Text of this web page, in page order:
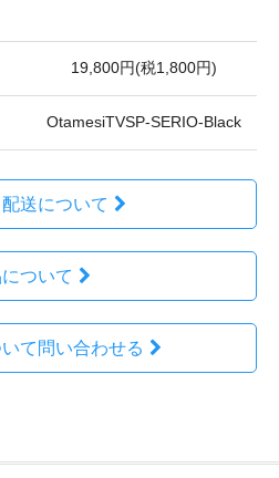
19,800円(税1,800円)
OtamesiTVSP-SERIO-Black
送について
ついて
て問い合わせる